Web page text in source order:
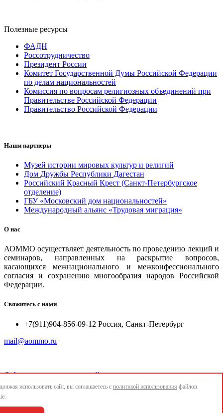
Полезные ресурсы
ФАДН
Россотрудничество
Президент России
Комитет Государственной Думы Российской Федерации
по делам национальностей
Комиссия по вопросам религиозных объединений при
Правительстве Российской Федерации
Правительство Российской Федерации
Наши партнеры
Музей истории мировых культур и религий
Дом Дружбы Республики Дагестан
Российский Красный Крест (Санкт-Петербургское
отделение)
ГБУ «Московский дом национальностей»
Международный альянс «Трудовая миграция»
О нас
АОММО осуществляет деятельность по проведению лекций и
семинаров, направленных на раскрытие вопросов,
касающихся межнационального и межконфессионального
согласия и сохранению многообразия народов Российской
Федерации.
Свяжитесь с нами
+7(911)904-856-09-12 Россия, Санкт-Петербург
mail@aommo.ru
© Ассоциация организаций по реализации национальных
проектов и достижению национальных целей развития
mail@aommo.ru
использовать сайт, вы соглашаетесь с политикой использования файлов